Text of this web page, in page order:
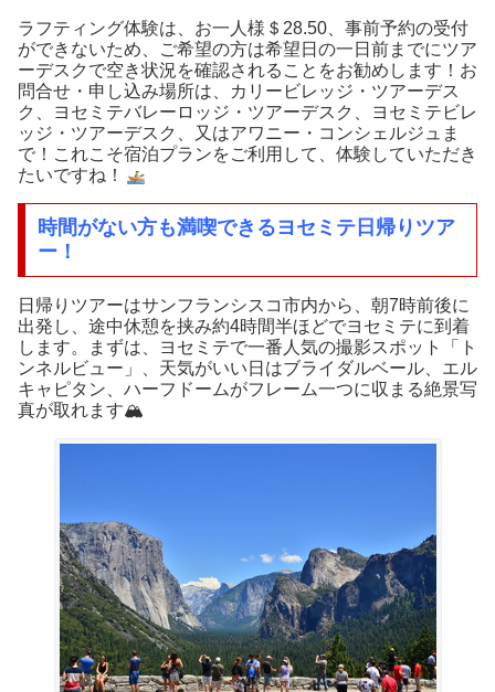
ラフティング体験は、お一人様＄28.50、事前予約の受付
ができないため、ご希望の方は希望日の一日前までにツア
ーデスクで空き状況を確認されることをお勧めします！お
問合せ・申し込み場所は、カリービレッジ・ツアーデス
ク、ヨセミテバレーロッジ・ツアーデスク、ヨセミテビレ
ッジ・ツアーデスク、又はアワニー・コンシェルジュま
で！これこそ宿泊プランをご利用して、体験していただき
たいですね！
時間がない方も満喫できるヨセミテ日帰りツア
ー！
日帰りツアーはサンフランシスコ市内から、朝7時前後に
出発し、途中休憩を挟み約4時間半ほどでヨセミテに到着
します。まずは、ヨセミテで一番人気の撮影スポット「ト
ンネルビュー」、天気がいい日はブライダルベール、エル
キャピタン、ハーフドームがフレーム一つに収まる絶景写
真が取れます🏔